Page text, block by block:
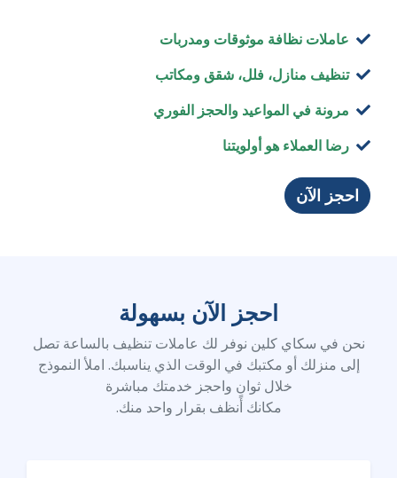
عاملات نظافة موثوقات ومدربات
تنظيف منازل، فلل، شقق ومكاتب
مرونة في المواعيد والحجز الفوري
رضا العملاء هو أولويتنا
احجز الآن
احجز الآن بسهولة
نحن في سكاي كلين نوفر لك عاملات تنظيف بالساعة تصل
إلى منزلك أو مكتبك في الوقت الذي يناسبك. املأ النموذج
خلال ثوانٍ واحجز خدمتك مباشرة
مكانك أنظف بقرار واحد منك.